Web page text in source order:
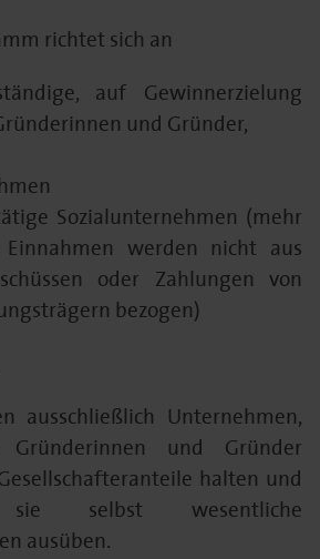
richtet sich an
auf Gewinnerzielung
und Gründer,
Sozialunternehmen (mehr
werden nicht aus
oder Zahlungen von
bezogen)
ausschließlich Unternehmen,
und Gründer
halten und
selbst wesentliche
ausüben.